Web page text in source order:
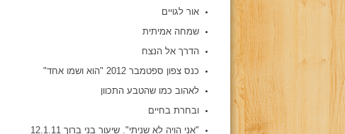
אור לגויים
שמחה אמיתית
הדרך אל הנצח
כנס צפון ספטמבר 2012 "הוא ושמו אחד"
לאהוב כמו שהטבע התכוון
ובחרת בחיים
"אני הויה לא שניתי". שיעור בני ברוך 12.1.11